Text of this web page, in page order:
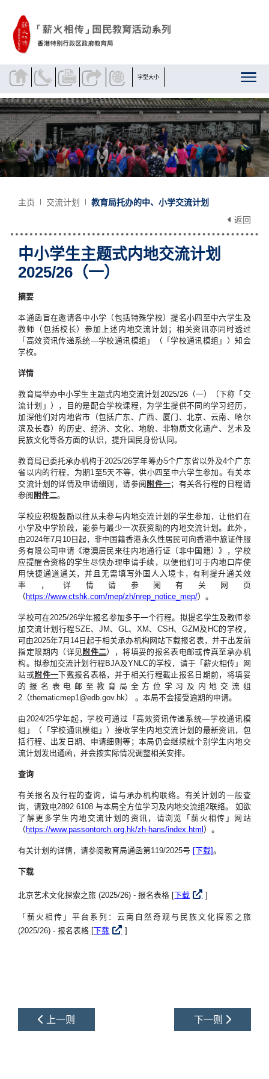
字型大小
主页 交流计划
教育局托办的中、小学交流计划
返回
中小学生主题式内地交流计划
2025/26（一）
摘要
本通函旨在邀请各中小学（包括特殊学校）提名小四至中六学生及
教师（包括校长）参加上述内地交流计划；相关资讯亦同时透过
「高效资讯传递系统—学校通讯模组」（「学校通讯模组」）知会
学校。
详情
教育局举办中小学生主题式内地交流计划2025/26（一）（下称「交
流计划」），目的是配合学校课程，为学生提供不同的学习经历，
加深他们对内地省市（包括广东、广西、厦门、北京、云南、哈尔
滨及长春）的历史、经济、文化、地貌、非物质文化遗产、艺术及
民族文化等各方面的认识，提升国民身份认同。
教育局已委托承办机构于2025/26学年筹办5个广东省以外及4个广东
省以内的行程，为期1至5天不等，供小四至中六学生参加。有关本
交流计划的详情及申请细则，请参阅 附件一；有关各行程的日程请
参阅 附件二。
学校应积极鼓励以往从未参与内地交流计划的学生参加，让他们在
小学及中学阶段，能参与最少一次获资助的内地交流计划。此外，
由2024年7月10日起，非中国籍香港永久性居民可向香港中旅证件服
务有限公司申请《港澳居民来往内地通行证（非中国籍）》，学校
应提醒合资格的学生尽快办理申请手续，以便他们可于内地口岸使
用快捷通道通关，并且无需填写外国人入境卡，有利提升通关效
率，详情请参阅有关网页
（ https://www.ctshk.com/mep/zh/nrep_notice_mep/）。
学校可在2025/26学年报名参加多于一个行程。拟提名学生及教师参
加交流计划行程SZE、JM、GL、XM、CSH、GZM及HC的学校，
可由2025年7月14日起于相关承办机构网站下载报名表，并于出发前
指定限期内（详见附件二），将填妥的报名表电邮或传真至承办机
构。拟参加交流计划行程BJA及YNLC的学校，请于「薪火相传」网
站或附件一下戴报名表格，并于相关行程截止报名日期前，将填妥
的报名表电邮至教育局全方位学习及内地交流组
2（thematicmep1@edb.gov.hk） 。本局不会接受逾期的申请。
由2024/25学年起，学校可通过「高效资讯传递系统—学校通讯模
组」（「学校通讯模组」）接收学生内地交流计划的最新资讯，包
括行程、出发日期、申请细则等；本局仍会继续就个别学生内地交
流计划发出通函，并会按实际情况调整相关安排。
查询
有关报名及行程的查询，请与承办机构联络。有关计划的一般查
询，请致电2892 6108 与本局全方位学习及内地交流组2联络。 如欲
了解更多学生内地交流计划的资讯，请浏览「薪火相传」网站
（ https://www.passontorch.org.hk/zh-hans/index.html ）。
有关计划的详情，请参阅教育局通函第119/2025号 [下载]。
下载
北京艺术文化探索之旅 (2025/26) - 报名表格 [下载 ]
「薪火相传」平台系列：云南自然奇观与民族文化探索之旅
(2025/26) - 报名表格 [下载 ]
上一则 下一则